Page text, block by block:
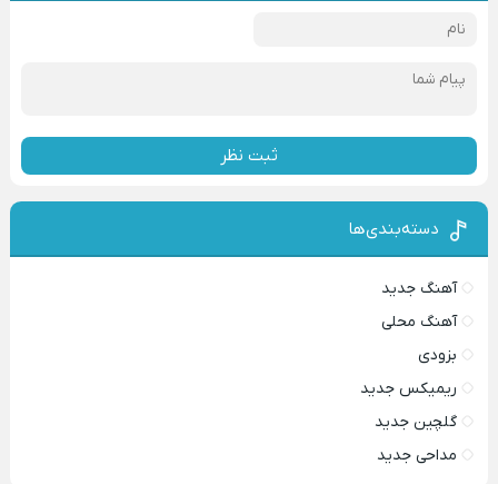
ثبت نظر
دسته‌بندی‌ها
آهنگ جدید
آهنگ محلی
بزودی
ریمیکس جدید
گلچین جدید
مداحی جدید